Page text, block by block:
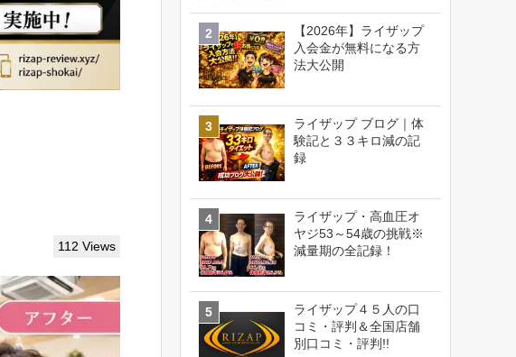
112 Views
【2026年】ライザップ
入会金が無料になる方
法大公開
ライザップ ブログ｜体
験記と３３キロ減の記
録
ライザップ・高血圧オ
ヤジ53～54歳の挑戦※
減量期の全記録！
ライザップ４５人の口
コミ・評判＆全国店舗
別口コミ・評判!!